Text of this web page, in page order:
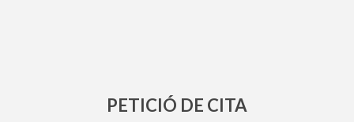
PETICIÓ DE CITA